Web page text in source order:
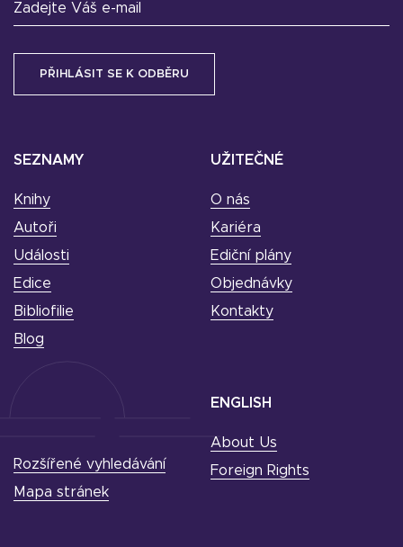
SEZNAMY
Knihy
Autoři
Události
Edice
Bibliofilie
Blog
UŽITEČNÉ
O nás
Kariéra
Ediční plány
Objednávky
Kontakty
Zadejte Váš e-mail
ENGLISH
About Us
Foreign Rights
Rozšířené vyhledávání
Mapa stránek